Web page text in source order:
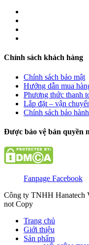
Chính sách khách hàng
Chính sách bảo mật
Hướng dẫn mua
Phương thức thanh
Lắp đặt – vận
Chính sách bảo hành
Được bảo vệ bản quyền
Fanpage Facebook
Công ty TNHH Hanatech
not Copy
Trang chủ
Giới thiệu
Sản phẩm